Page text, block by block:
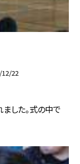
22
ました。式の中で